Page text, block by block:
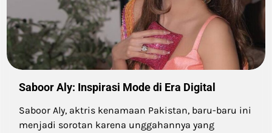
Saboor Aly: Inspirasi Mode di Era Digital
Saboor Aly, aktris kenamaan Pakistan, baru-baru ini
menjadi sorotan karena unggahannya yang